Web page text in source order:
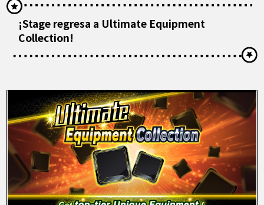
¡Stage regresa a Ultimate Equipment
Collection!